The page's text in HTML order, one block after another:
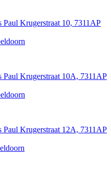
Paul Krugerstraat 10, 7311AP
Paul Krugerstraat 10A, 7311AP
Paul Krugerstraat 12A, 7311AP